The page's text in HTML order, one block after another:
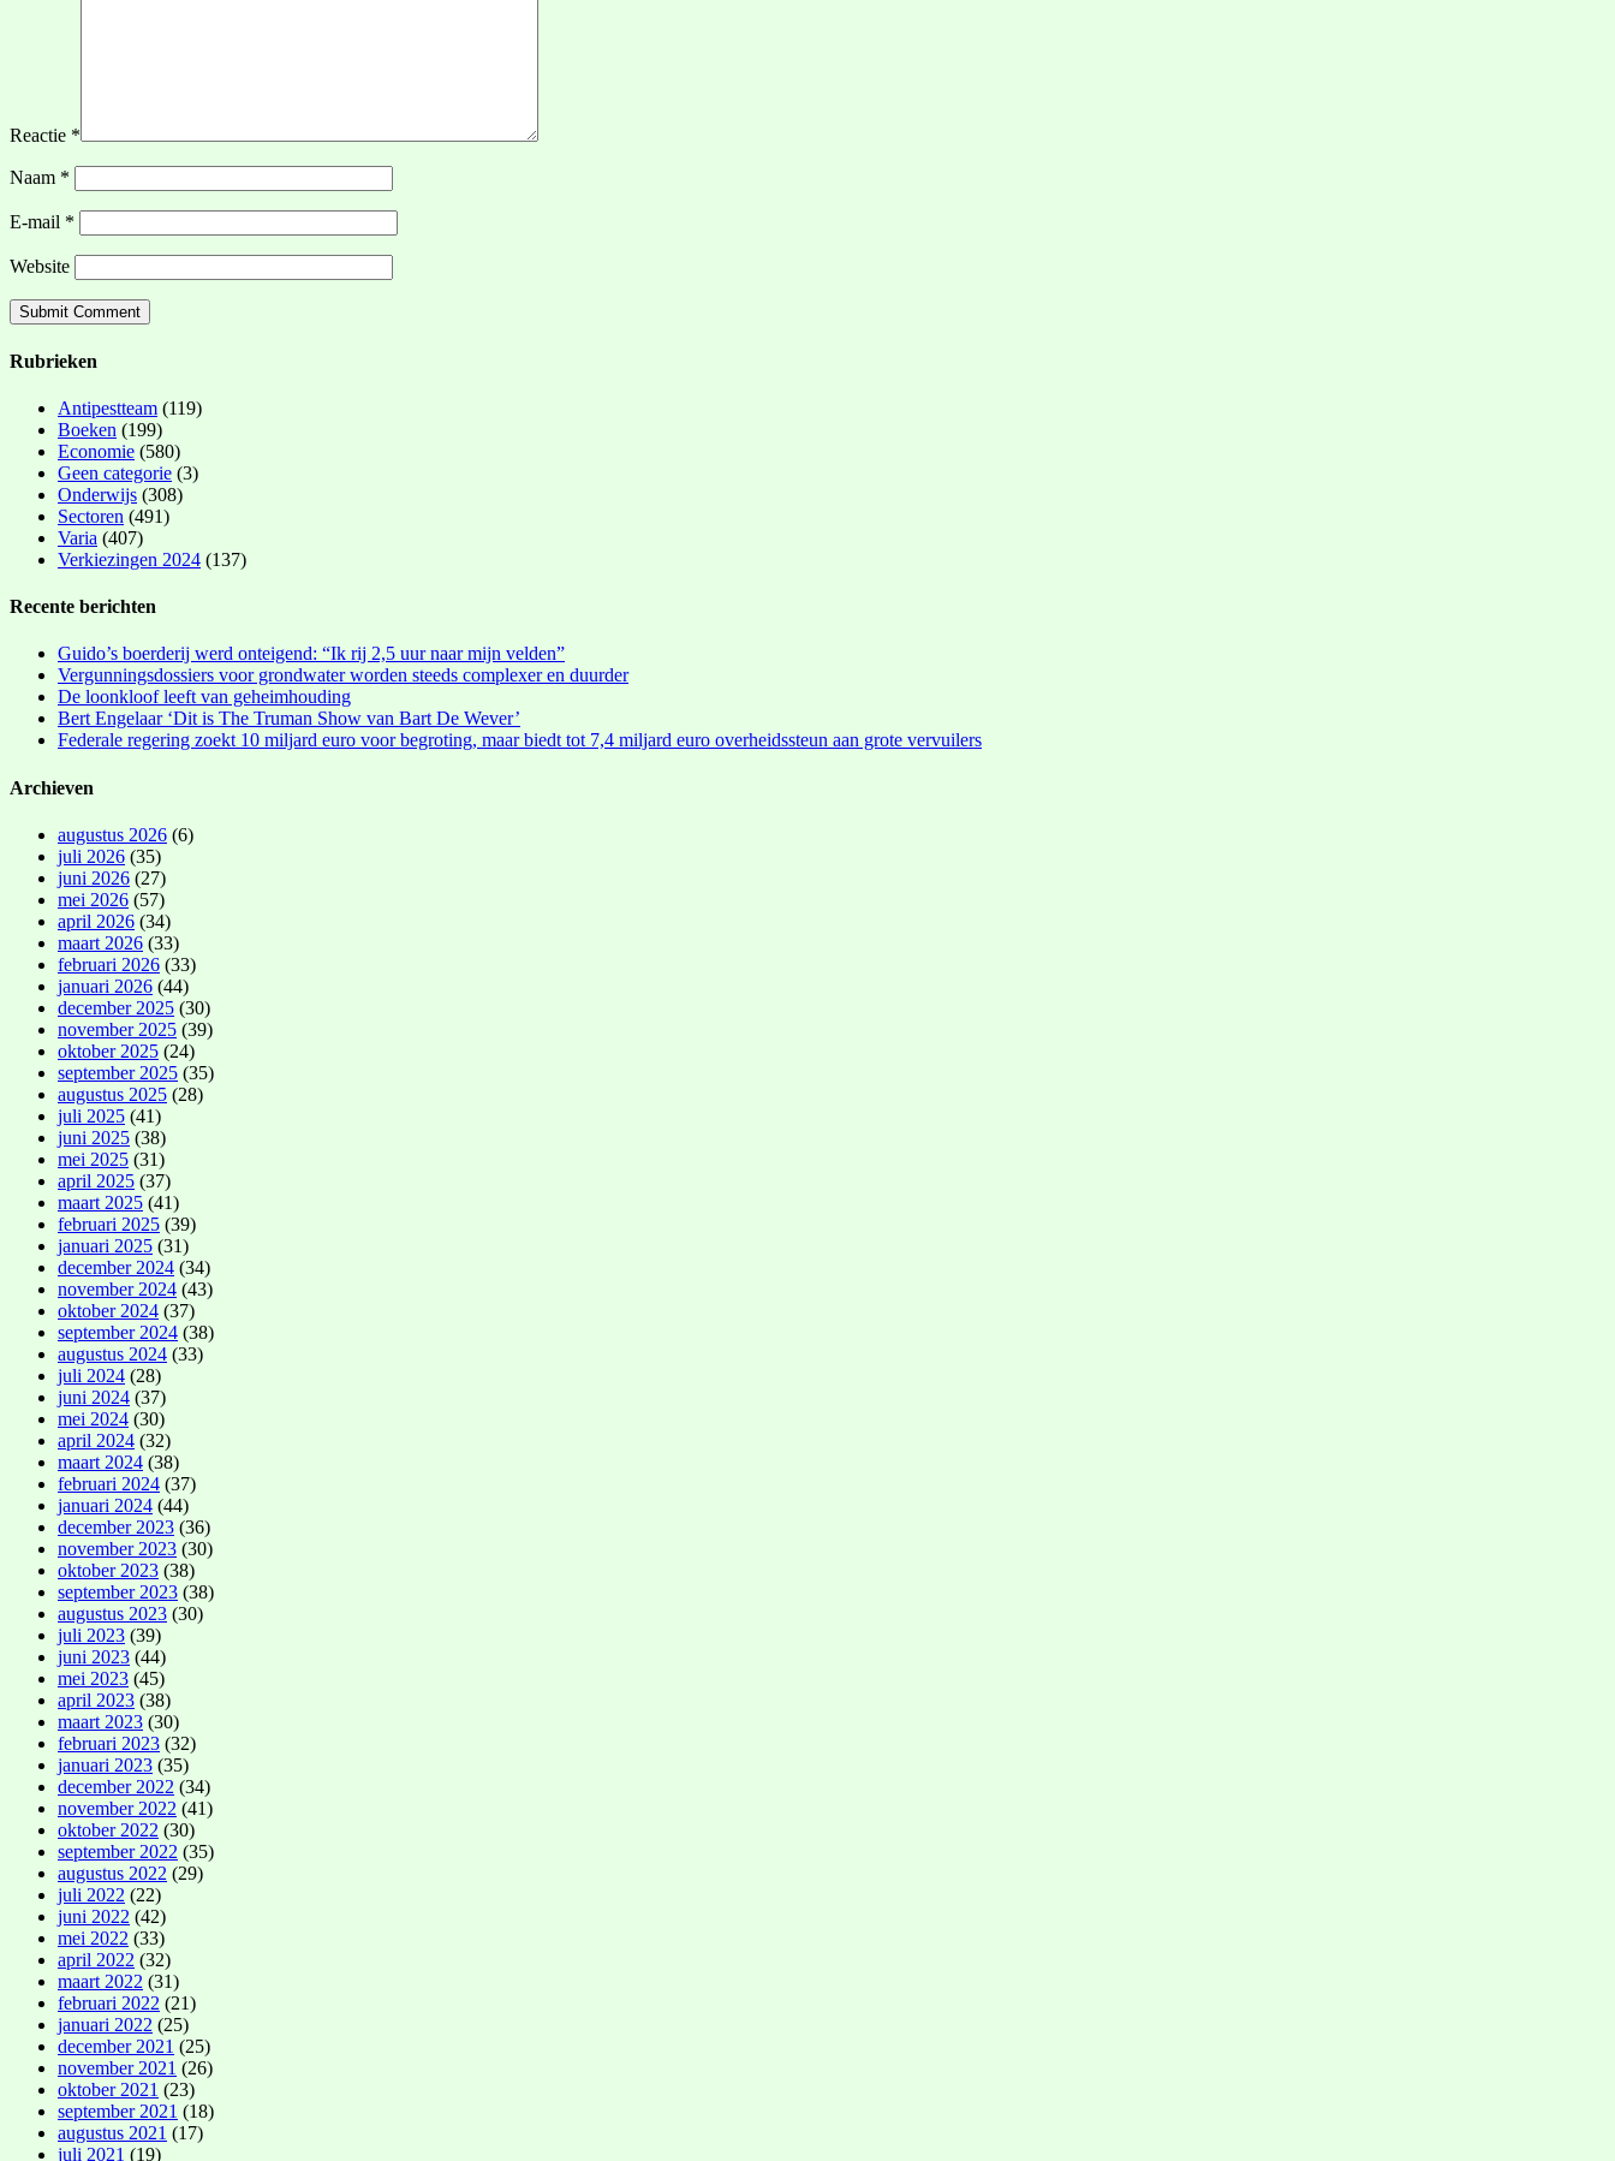
Reactie *
Naam *
E-mail *
Website
Rubrieken
Antipestteam (119)
Boeken (199)
Economie (580)
Geen categorie (3)
Onderwijs (308)
Sectoren (491)
Varia (407)
Verkiezingen 2024 (137)
Recente berichten
Guido’s boerderij werd onteigend: “Ik rij 2,5 uur naar mijn velden”
Vergunningsdossiers voor grondwater worden steeds complexer en duurder
De loonkloof leeft van geheimhouding
Bert Engelaar ‘Dit is The Truman Show van Bart De Wever’
Federale regering zoekt 10 miljard euro voor begroting, maar biedt tot 7,4 miljard euro overheidssteun aan grote vervuilers
Archieven
augustus 2026 (6)
juli 2026 (35)
juni 2026 (27)
mei 2026 (57)
april 2026 (34)
maart 2026 (33)
februari 2026 (33)
januari 2026 (44)
december 2025 (30)
november 2025 (39)
oktober 2025 (24)
september 2025 (35)
augustus 2025 (28)
juli 2025 (41)
juni 2025 (38)
mei 2025 (31)
april 2025 (37)
maart 2025 (41)
februari 2025 (39)
januari 2025 (31)
december 2024 (34)
november 2024 (43)
oktober 2024 (37)
september 2024 (38)
augustus 2024 (33)
juli 2024 (28)
juni 2024 (37)
mei 2024 (30)
april 2024 (32)
maart 2024 (38)
februari 2024 (37)
januari 2024 (44)
december 2023 (36)
november 2023 (30)
oktober 2023 (38)
september 2023 (38)
augustus 2023 (30)
juli 2023 (39)
juni 2023 (44)
mei 2023 (45)
april 2023 (38)
maart 2023 (30)
februari 2023 (32)
januari 2023 (35)
december 2022 (34)
november 2022 (41)
oktober 2022 (30)
september 2022 (35)
augustus 2022 (29)
juli 2022 (22)
juni 2022 (42)
mei 2022 (33)
april 2022 (32)
maart 2022 (31)
februari 2022 (21)
januari 2022 (25)
december 2021 (25)
november 2021 (26)
oktober 2021 (23)
september 2021 (18)
augustus 2021 (17)
juli 2021 (19)